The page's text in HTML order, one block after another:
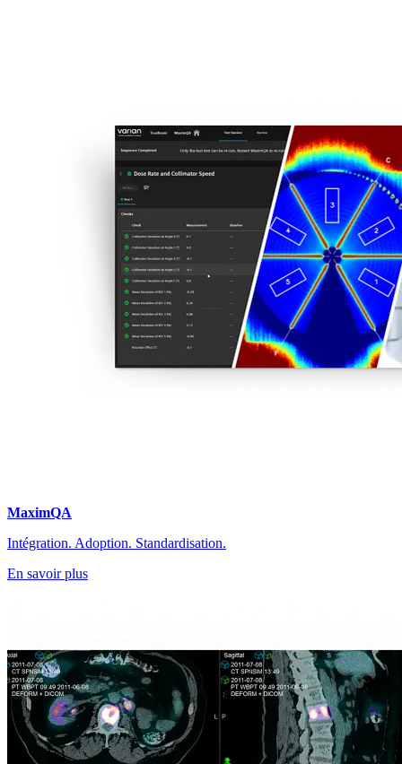
MaximQA
Intégration​. Adoption. Standardisation.
En savoir plus